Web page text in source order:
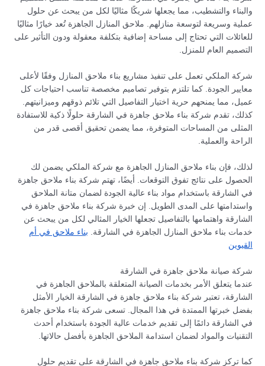
والبناء والتشطيب، مما يجعلها شريكًا مثاليًا لكل من يبحث عن حلول
عملية وسريعة لتوسعة منازلهم. ملاحق المنازل الجاهزة تُعد خيارًا مثاليًا
للعائلات التي تحتاج إلى مساحة إضافية بتكلفة معقولة ودون التأثير على
التصميم العام للمنزل.
شركة الملكي تعمل على تنفيذ مشاريع بناء ملاحق المنازل وفقًا لأعلى
معايير الجودة. كما تلتزم بتوفير تصاميم مخصصة تناسب احتياجات كل
عميل، مما يمنحهم حرية اختيار التفاصيل التي تلائم ذوقهم وميزانيتهم.
كذلك، تقدم شركة بناء ملاحق جاهزة في الشارقة حلولًا ذكية للاستفادة
المثلى من المساحات المتوفرة، مما يضمن تحقيق أقصى قدر من
الراحة والعملية.
لذلك، فإن بناء ملاحق المنازل الجاهزة مع شركة الملكي يضمن لك
الحصول على نتائج تفوق التوقعات. أيضًا، تهتم شركة بناء ملاحق جاهزة
في الشارقة باستخدام مواد بناء عالية الجودة لضمان متانة الملاحق
واستدامتها على المدى الطويل. إن خبرة شركة بناء ملاحق جاهزة في
الشارقة واهتمامها بالتفاصيل تجعلها الخيار المثالي لكل من يبحث عن
خدمات بناء ملاحق المنازل الجاهزة في الشارقة. بناء ملاحق في أم
القيوين
شركة صيانة ملاحق جاهزة في الشارقة
عندما يتعلق الأمر بخدمات الصيانة المتعلقة بالملاحق الجاهزة في
الشارقة، تعتبر شركة بناء ملاحق جاهزة في الشارقة الخيار الأمثل
بفضل خبرتها الممتدة في هذا المجال. تسعى شركة بناء ملاحق جاهزة
في الشارقة دائمًا إلى تقديم خدمات عالية الجودة باستخدام أحدث
التقنيات والمواد لضمان استدامة الملاحق الجاهزة بأفضل حالاتها.
كما تركز شركة بناء ملاحق جاهزة في الشارقة على تقديم حلول